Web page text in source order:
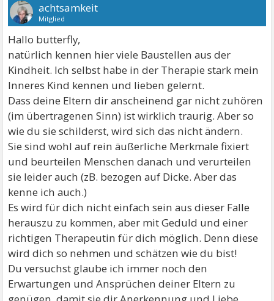
achtsamkeit
Mitglied
Hallo butterfly,
natürlich kennen hier viele Baustellen aus der
Kindheit. Ich selbst habe in der Therapie stark mein
Inneres Kind kennen und lieben gelernt.
Dass deine Eltern dir anscheinend gar nicht zuhören
(im übertragenen Sinn) ist wirklich traurig. Aber so
wie du sie schilderst, wird sich das nicht ändern.
Sie sind wohl auf rein äußerliche Merkmale fixiert
und beurteilen Menschen danach und verurteilen
sie leider auch (zB. bezogen auf Dicke. Aber das
kenne ich auch.)
Es wird für dich nicht einfach sein aus dieser Falle
herauszu zu kommen, aber mit Geduld und einer
richtigen Therapeutin für dich möglich. Denn diese
wird dich so nehmen und schätzen wie du bist!
Du versuchst glaube ich immer noch den
Erwartungen und Ansprüchen deiner Eltern zu